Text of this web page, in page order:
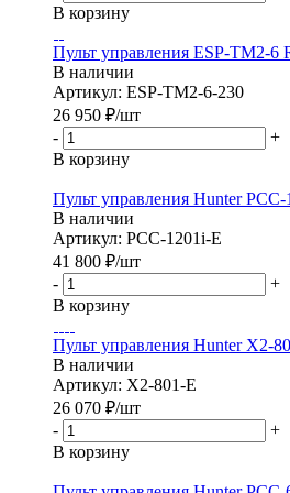
В корзину
Пульт управления ESP-TM2-6
В наличии
Артикул: ESP-TM2-6-230
26 950 ₽/шт
-
+
В корзину
Пульт управления Hunter
В наличии
Артикул: РСС-1201i-E
41 800 ₽/шт
-
+
В корзину
Пульт управления Hunter X2-
В наличии
Артикул: X2-801-E
26 070 ₽/шт
-
+
В корзину